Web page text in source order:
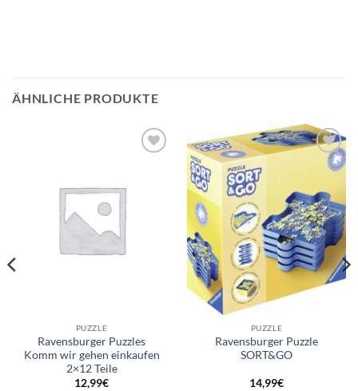
ÄHNLICHE PRODUKTE
PUZZLE
Ravensburger Puzzles
Komm wir gehen einkaufen
2×12 Teile
12,99€
Wunschliste
PUZZLE
Ravensburger Puzzle
SORT&GO
14,99€